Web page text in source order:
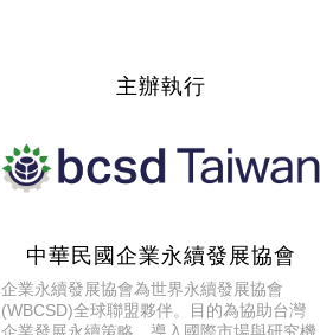
主辦執行
中華民國企業永續發展協會
企業永續發展協會為世界永續發展協會
(WBCSD)全球聯盟夥伴。目的為協助台灣